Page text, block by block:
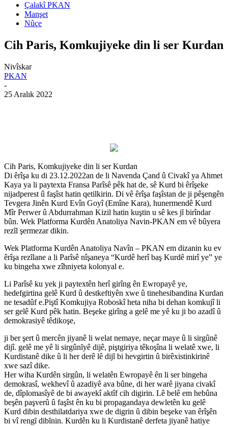
Çalakî PKAN
Manşet
Nûçe
Cih Paris, Komkujiyeke din li ser Kurdan
Nivîskar
PKAN
-
25 Aralık 2022
Cih Paris, Komkujiyeke din li ser Kurdan
Di êrîşa ku di 23.12.2022an de li Navenda Çand û Civakî ya Ahmet
Kaya ya li paytexta Fransa Parîsê pêk hat de, sê Kurd bi êrîşeke
nijadperest û faşîst hatin qetilkirin. Di vê êrîşa faşîstan de ji pêşengên
Tevgera Jinên Kurd Evîn Goyî (Emîne Kara), hunermendê Kurd
Mîr Perwer û Abdurrahman Kizil hatin kuştin u sê kes jȋ birîndar
bûn. Wek Platforma Kurdên Anatoliya Navin-PKAN em vê bûyera
rezȋl şermezar dikin.
Wek Platforma Kurdên Anatoliya Navîn – PKAN em dizanin ku ev
êrîşa rezȋlane a li Parîsê nîşaneya “Kurdê herî baş Kurdê mirî ye” ye
ku bingeha xwe zîhniyeta kolonyal e.
Li Parîsê ku yek ji paytextên herî girîng ên Ewropayê ye,
hedefgirtina gelê Kurd û destkeftiyên xwe û tinehesibandina Kurdan
ne tesadûf e.Piştî Komkujiya Roboskî heta niha bi dehan komkujî li
ser gelê Kurd pêk hatin. Beşeke girîng a gelê me yê ku ji bo azadî û
demokrasiyê têdikoşe,
ji ber şert û mercên jiyanê li welat nemaye, neçar maye û li sirgûnê
dijî. gelê me yê li sirgûnȋyê dijê, piştgiriya têkoşîna li welatê xwe, li
Kurdistanê dike û li her derê lê dijȋ bi hevgirtin û birêxistinkirinê
xwe sazî dike.
Her wiha Kurdên sirgûn, li welatên Ewropayê ên li ser bingeha
demokrasî, wekhevî û azadiyê ava bûne, di her warê jiyana civakî
de, dîplomasîyê de bi awayekî aktîf cih digirin. Lê belê em hebûna
beşên paşverû û faşîst ên ku bi propagandaya dewletên ku gelê
Kurd dibin desthilatdariya xwe de digrin û dibin beşeke van êrîşên
bi vî rengȋ dibȋnin. Kurdên ku li Kurdistanê derfeta jiyanê hatiye